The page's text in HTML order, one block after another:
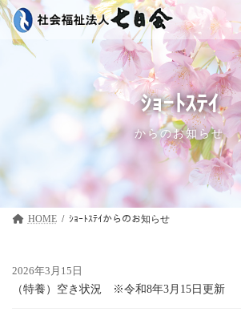
コ
ン
ナ
ビ
ｼｮｰﾄｽﾃｲ
からのお知らせ
HOME ｼｮｰﾄｽﾃｲ
2026年3月15日
（特養）空き状況 ※令和8年3月15日更新